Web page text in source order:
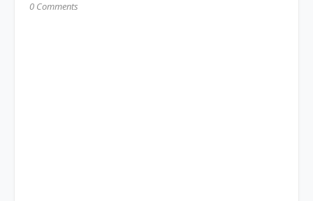
0 Comments